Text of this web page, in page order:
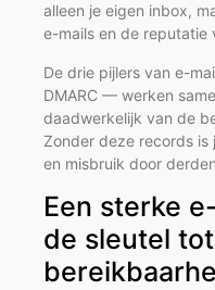
alleen je eigen inbox,
e-mails en de reputatie
De drie pijlers van e-
DMARC — werken
daadwerkelijk van de
Zonder deze records
en misbruik door
Een sterke
de sleutel